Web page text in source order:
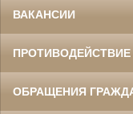
ВАКАНСИИ
ПРОТИВОДЕЙСТВИЕ
ОБРАЩЕНИЯ